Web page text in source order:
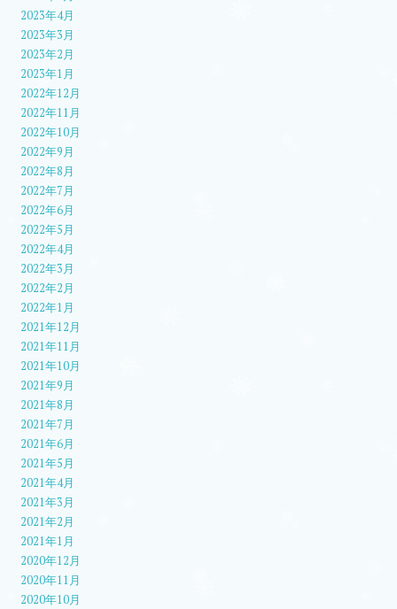
2023年4月
2023年3月
2023年2月
2023年1月
2022年12月
2022年11月
2022年10月
2022年9月
2022年8月
2022年7月
2022年6月
2022年5月
2022年4月
2022年3月
2022年2月
2022年1月
2021年12月
2021年11月
2021年10月
2021年9月
2021年8月
2021年7月
2021年6月
2021年5月
2021年4月
2021年3月
2021年2月
2021年1月
2020年12月
2020年11月
2020年10月